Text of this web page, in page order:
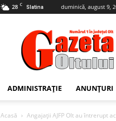
28 C Slatina duminică, august 9,
Gazeta
Oltului
ADMINISTRAȚIE ANUNȚURI
Acasă Angajații AJFP Olt au întrerupt